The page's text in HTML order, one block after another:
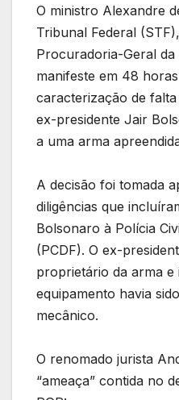
O ministro Alexandre
Tribunal Federal
Procuradoria-Geral da
manifeste em 48
caracterização de
ex-presidente Jair
a uma arma
A decisão foi tomada
diligências que
Bolsonaro à Polícia
(PCDF). O ex-
proprietário da arma
equipamento havia
mecânico.
O renomado jurista
“ameaça” contida no